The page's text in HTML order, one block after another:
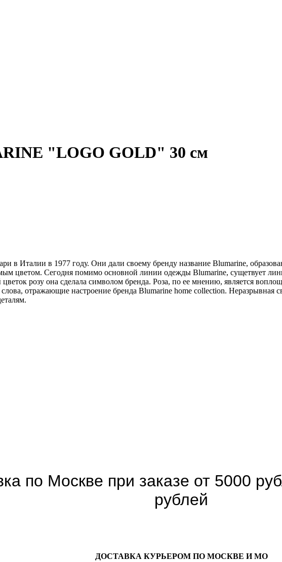
"LOGO GOLD" 30 см
в Италии в 1977 году. Они дали своему бренду название Blumarine,
цветом. Сегодня помимо основной линии одежды Blumarine, сущетвует
розу она сделала символом бренда. Роза, по ее мнению, является
отражающие настроение бренда Blumarine home collection. Неразрывная
по Москве при заказе от 5000
рублей
ДОСТАВКА КУРЬЕРОМ ПО МОСКВЕ И МО